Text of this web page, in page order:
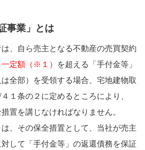
事業」とは
、自ら売主となる不動産の売買契約
一定額（※１）
を超える「手付金等」
は全部）を受領する場合、宅地建物取
１条の２に定めるところにより、
置を講じなければなりません。
、その保全措置として、当社が売主
して「手付金等」の返還債務を保証